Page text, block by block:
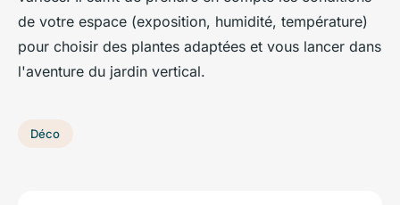
de votre espace (exposition, humidité, température)
pour choisir des plantes adaptées et vous lancer dans
l'aventure du jardin vertical.
Déco